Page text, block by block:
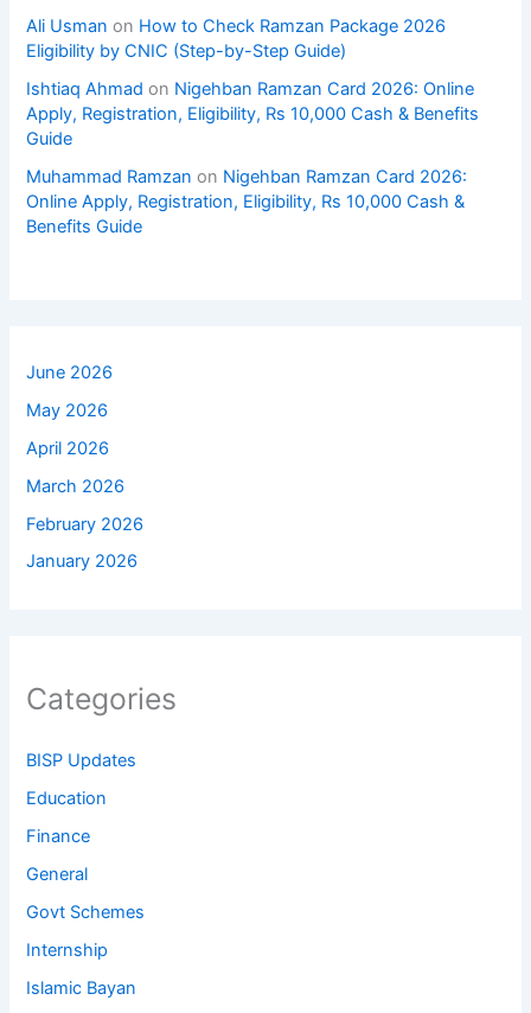
Ali Usman on How to Check Ramzan Package 2026
Eligibility by CNIC (Step-by-Step Guide)
Ishtiaq Ahmad on Nigehban Ramzan Card 2026: Online
Apply, Registration, Eligibility, Rs 10,000 Cash & Benefits
Guide
Muhammad Ramzan on Nigehban Ramzan Card 2026:
Online Apply, Registration, Eligibility, Rs 10,000 Cash &
Benefits Guide
June 2026
May 2026
April 2026
March 2026
February 2026
January 2026
Categories
BISP Updates
Education
Finance
General
Govt Schemes
Internship
Islamic Bayan